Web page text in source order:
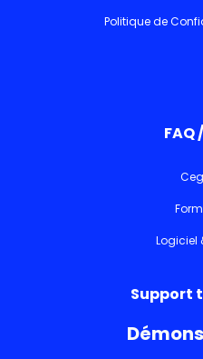
Politique de
FAQ
Logiciel
Support